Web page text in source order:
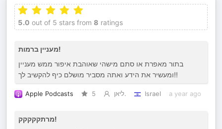
5.0 out of 5 stars from 8 ratings
מעניין ברמות!
בתור מאפרת או סתם מישהי שאוהבת איפור ממש מעניין
ומעשיר את הידע ואתה מסביר מושלם כיף להקשיב לך!!
Apple Podcasts 5 ליאן. Israel a year ago
מרתקקקקק!